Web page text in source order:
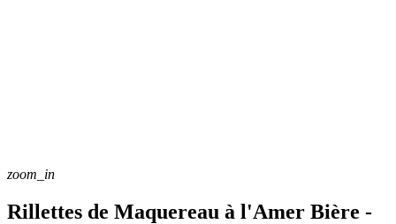
zoom_in
Rillettes de Maquereau à l'Amer Bière -